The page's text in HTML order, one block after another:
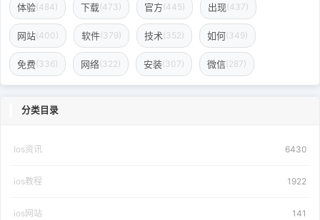
体验(484) 下载(473) 官方(445) 出现(437)
网站(400) 软件(379) 技术(352) 如何(349)
免费(336) 网络(322) 安装(307) 微信(287)
分类目录
Ios资讯 6430
ios教程 1922
ios网站 141